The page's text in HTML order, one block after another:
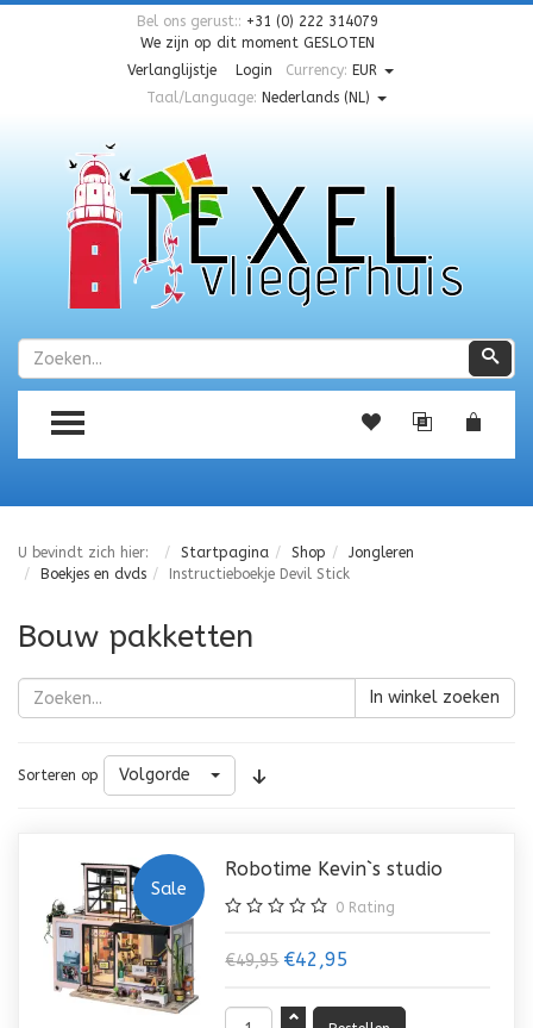
Bel ons gerust:: +31 (0) 222 314079
We zijn op dit moment GESLOTEN
Verlanglijstje
Login Currency: EUR
Taal/Language: Nederlands (NL)
Zoeken
TOGGLE MENU
U bevindt zich hier: Startpagina Shop
Jongleren
Boekjes en dvds
Instructieboekje Devil Stick
Bouw pakketten
In winkel zoeken
Sorteren op Volgorde
Sale
Robotime Kevin`s studio
0 Rating
€49,95 €42,95